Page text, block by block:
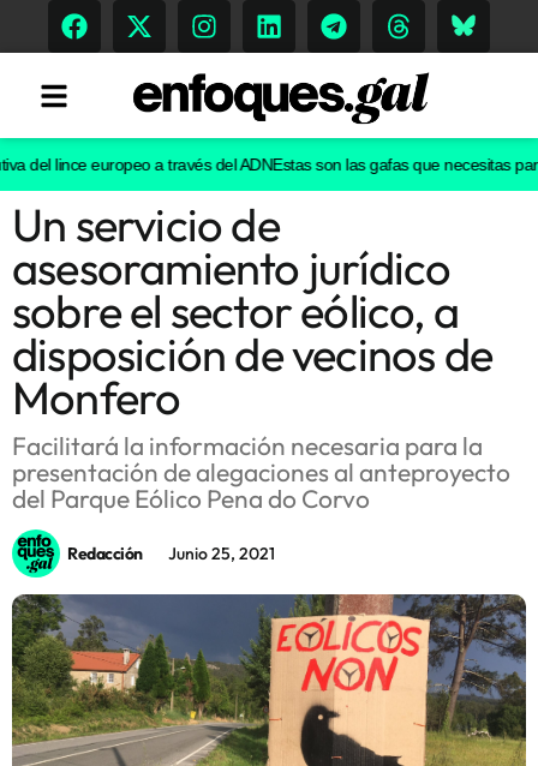
Tendencias
Memoria Histórica
Gastronomía
Escenarios
Sostenibilidad
lince europeo a través del ADNEstas son las gafas que necesitas para
Un servicio de
asesoramiento jurídico
sobre el sector eólico, a
disposición de vecinos de
Monfero
Facilitará la información necesaria para la
presentación de alegaciones al anteproyecto
del Parque Eólico Pena do Corvo
Redacción Junio 25, 2021